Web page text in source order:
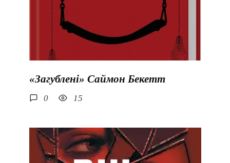
«Загублені» Саймон Бекетт
0 15